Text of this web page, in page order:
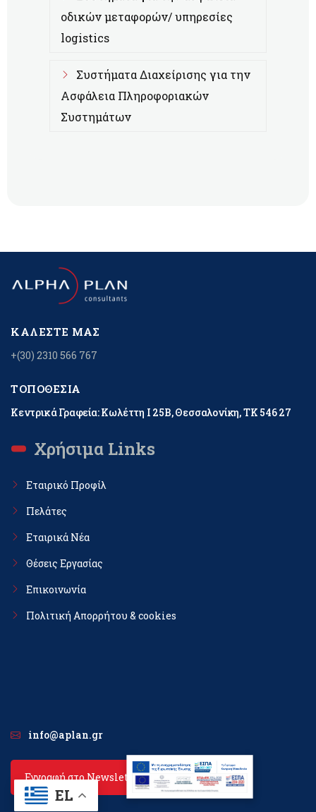
οδικών μεταφορών/ υπηρεσίες
logistics
Συστήματα Διαχείρισης για την
Ασφάλεια Πληροφοριακών
Συστημάτων
ΚΑΛΈΣΤΕ ΜΑΣ
+(30) 2310 566 767
ΤΟΠΟΘΕΣΊΑ
Κεντρικά Γραφεία: Κωλέττη Ι 25Β, Θεσσαλονίκη, ΤΚ 546 27
Χρήσιμα Links
Εταιρικό Προφίλ
Πελάτες
Εταιρικά Νέα
Θέσεις Εργασίας
Επικοινωνία
Πολιτική Απορρήτου & cookies
info@aplan.gr
Εγγραφή στο Newsletter
EL